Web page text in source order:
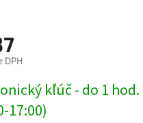
DPH
kľúč - do 1
17:00)